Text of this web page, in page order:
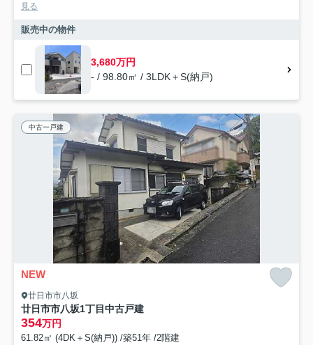
見る
販売中の物件
3,680万円
- / 98.80㎡ / 3LDK＋S(納戸)
中古一戸建
NEW
廿日市市八坂
廿日市市八坂1丁目中古戸建
354万円
61.82㎡ (4DK＋S(納戸)) /築51年 /2階建